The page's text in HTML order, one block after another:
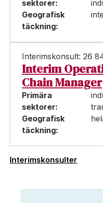
sektorer:
Geografisk
täckning:
Interimskonsult: 26
Interim
Chain Manager
Primära
sektorer:
Geografisk
täckning:
Interimskonsulter